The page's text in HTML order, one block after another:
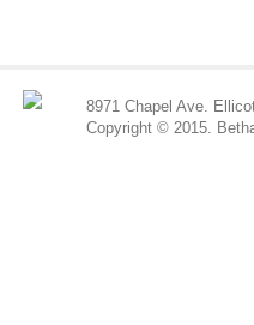
8971 Chapel Ave.
Copyright © 2015.